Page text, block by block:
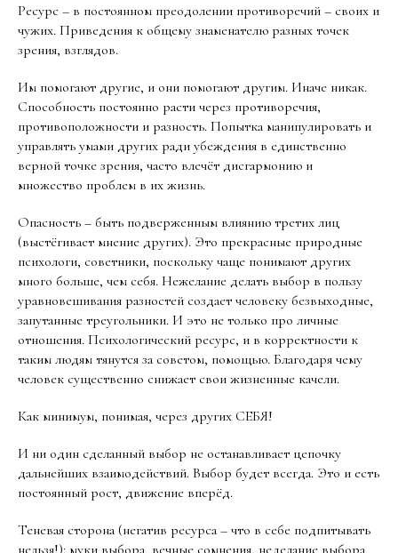
Ресурс – в постоянном преодолении противоречий – своих и
чужих. Приведения к общему знаменателю разных точек
зрения, взглядов.
Им помогают другие, и они помогают другим. Иначе никак.
Способность постоянно расти через противоречия,
противоположности и разность. Попытка манипулировать и
управлять умами других ради убеждения в единственно
верной точке зрения, часто влечёт дисгармонию и
множество проблем в их жизнь.
Опасность – быть подверженным влиянию третих лиц
(выстёгивает мнение других). Это прекрасные природные
психологи, советники, поскольку чаще понимают других
много больше, чем себя. Нежелание делать выбор в пользу
уравновешивания разностей создает человеку безвыходные,
запутанные треугольники. И это не только про личные
отношения. Психологический ресурс, и в корректности к
таким людям тянутся за советом, помощью. Благодаря чему
человек существенно снижает свои жизненные качели.
Как минимум, понимая, через других СЕБЯ!
И ни один сделанный выбор не останавливает цепочку
дальнейших взаимодействий. Выбор будет всегда. Это и есть
постоянный рост, движение вперёд.
Теневая сторона (негатив ресурса – что в себе подпитывать
нельзя!): муки выбора, вечные сомнения, неделание выбора,